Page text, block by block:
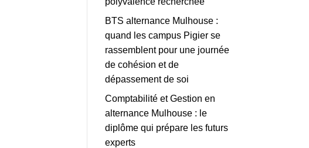
BTS alternance Mulhouse :
quand les campus Pigier se
rassemblent pour une journée
de cohésion et de
dépassement de soi
Comptabilité et Gestion en
alternance Mulhouse : le
diplôme qui prépare les futurs
experts